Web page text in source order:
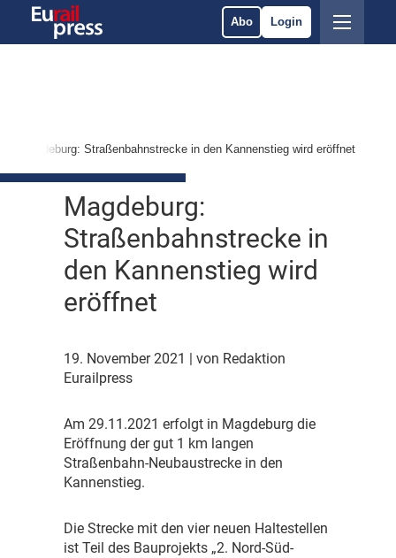
Abo Login
Magdeburg: Straßenbahnstrecke in den Kannenstieg wird eröffnet
Magdeburg:
Straßenbahnstrecke in
den Kannenstieg wird
eröffnet
19. November 2021
| von Redaktion
Eurailpress
Am 29.11.2021 erfolgt in Magdeburg die
Eröffnung der gut 1 km langen
Straßenbahn-Neubaustrecke in den
Kannenstieg.
Die Strecke mit den vier neuen Haltestellen
ist Teil des Bauprojekts „2. Nord-Süd-